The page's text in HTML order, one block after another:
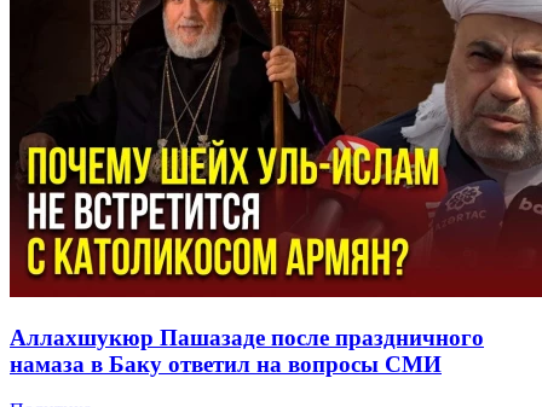
Аллахшукюр Пашазаде после праздничного
намаза в Баку ответил на вопросы СМИ